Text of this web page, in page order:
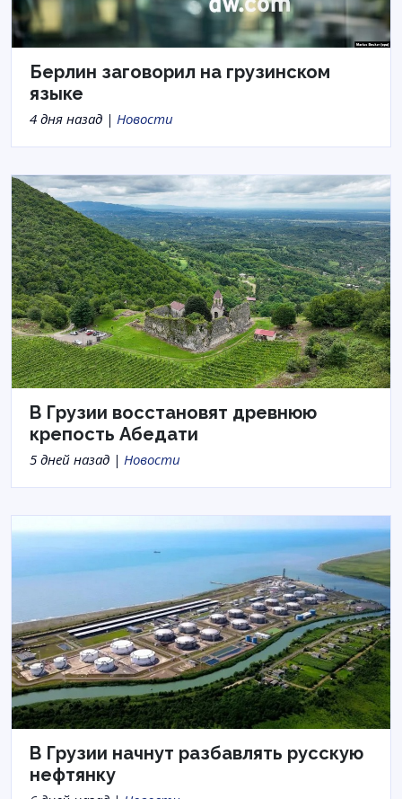
Берлин заговорил на грузинском
языке
4 дня назад | Новости
В Грузии восстановят древнюю
крепость Абедати
5 дней назад | Новости
В Грузии начнут разбавлять русскую
нефтянку